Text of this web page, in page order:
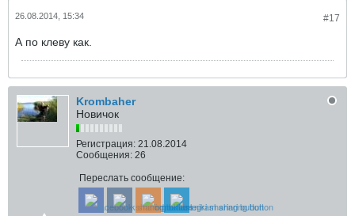
#17
26.08.2014, 15:34
А по клеву как.
Krombaher
Новичок
Регистрация: 21.08.2014
Сообщения: 26
Переслать сообщение: